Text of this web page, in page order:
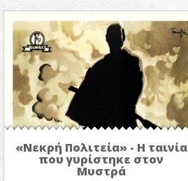
«Νεκρή Πολιτεία» - Η ταινία
που γυρίστηκε στον
Μυστρά